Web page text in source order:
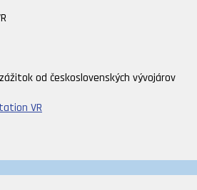
od československých vývojárov
VR